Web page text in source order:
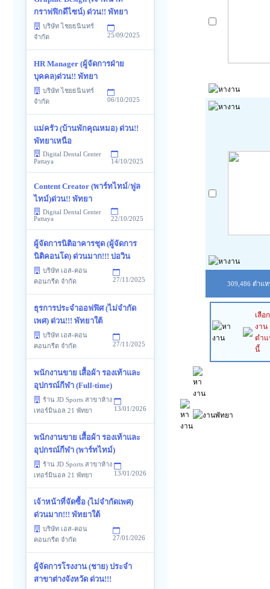
กราฟฟิกดีไซน์) ด่วน!! พัทยา
บริษัท ไชยธนินทร์
จำกัด
25/09/2025
HR Manager (ผู้จัดการฝ่าย
บุคคล)ด่วน!! พัทยา
บริษัท ไชยธนินทร์
จำกัด
06/10/2025
แม่ครัว (บ้านพักคุณหมอ) ด่วน!!
พัทยาเหนือ
Digital Dental Center
Pattaya
14/10/2025
Content Creator (พาร์ทไทม์/ฟูล
ไทม์)ด่วน!! พัทยา
Digital Dental Center
Pattaya
22/10/2025
ผู้จัดการนิติอาคารชุด (ผู้จัดการ
นิติคอนโด) ด่วนมาก!!! บ่อวิน
บริษัท เอส-คอน
คอนกรีต จำกัด
27/11/2025
ธุรการประจำออฟฟิศ (ไม่จำกัด
เพศ) ด่วน!!! พัทยาใต้
บริษัท เอส-คอน
คอนกรีต จำกัด
27/11/2025
พนักงานขาย เสื้อผ้า รองเท้าและ
อุปกรณ์กีฬา (Full-time)
ร้าน JD Sports สาขาห้าง
เทอร์มินอล 21 พัทยา
13/01/2026
พนักงานขาย เสื้อผ้า รองเท้าและ
อุปกรณ์กีฬา (พาร์ทไทม์)
ร้าน JD Sports สาขาห้าง
เทอร์มินอล 21 พัทยา
13/01/2026
เจ้าหน้าที่จัดซื้อ (ไม่จำกัดเพศ)
ด่วนมาก!!! พัทยาใต้
บริษัท เอส-คอน
คอนกรีต จำกัด
27/01/2026
ผู้จัดการโรงงาน (ชาย) ประจำ
สาขาต่างจังหวัด ด่วน!!!
309,486 ตำแ
เลือ
งาน
ตำแ
นี้